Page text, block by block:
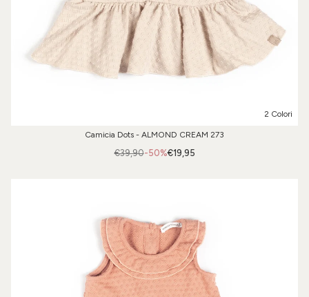
2 Colori
Camicia Dots - ALMOND CREAM 273
-50%
€39,90 €19,95